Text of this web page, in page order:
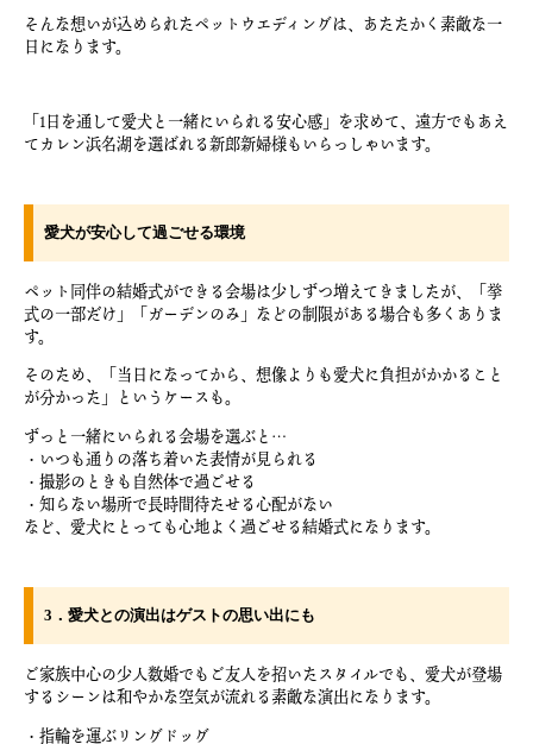
そんな想いが込められたペットウエディングは、あたたかく素敵な一
日になります。
「1日を通して愛犬と一緒にいられる安心感」を求めて、遠方でもあえ
てカレン浜名湖を選ばれる新郎新婦様もいらっしゃいます。
愛犬が安心して過ごせる環境
ペット同伴の結婚式ができる会場は少しずつ増えてきましたが、「挙
式の一部だけ」「ガーデンのみ」などの制限がある場合も多くありま
す。
そのため、「当日になってから、想像よりも愛犬に負担がかかること
が分かった」というケースも。
ずっと一緒にいられる会場を選ぶと…
・いつも通りの落ち着いた表情が見られる
・撮影のときも自然体で過ごせる
・知らない場所で長時間待たせる心配がない
など、愛犬にとっても心地よく過ごせる結婚式になります。
3．愛犬との演出はゲストの思い出にも
ご家族中心の少人数婚でもご友人を招いたスタイルでも、愛犬が登場
するシーンは和やかな空気が流れる素敵な演出になります。
・指輪を運ぶリングドッグ